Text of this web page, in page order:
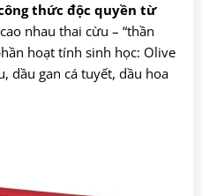
thức độc quyền từ
nhau thai cừu – “thần
hoạt tính sinh học: Olive
dầu gan cá tuyết, dầu hoa